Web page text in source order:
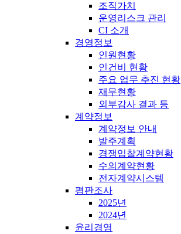
조직가치
운영리스크 관리
CI 소개
경영정보
인원현황
인건비 현황
주요 업무 추진 현황
재무현황
외부감사 결과 등
계약정보
계약정보 안내
발주계획
경쟁입찰계약현황
수의계약현황
전자계약시스템
평판조사
2025년
2024년
윤리경영